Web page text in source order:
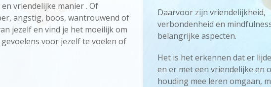
Daarvoor zijn vriendelijkheid,
verbondenheid en
belangrijke aspecten.
Het is het erkennen dat er
en er met een vriendelijke en
houding mee leren omgaan,
vriendelijke manier . Of
angstig, boos, wantrouwend of
jezelf en vind je het moeilijk om
voor jezelf te voelen of